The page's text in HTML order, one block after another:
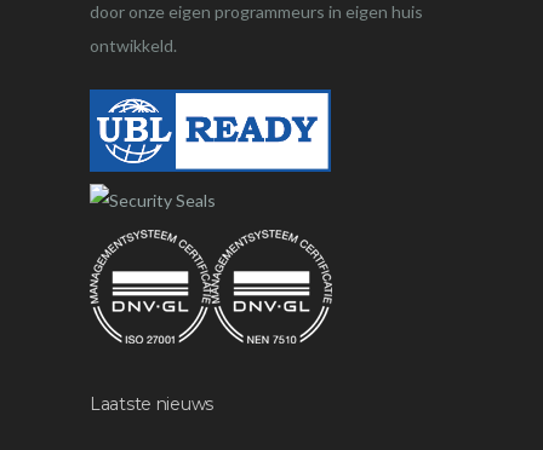
door onze eigen programmeurs in eigen huis
ontwikkeld.
Laatste nieuws